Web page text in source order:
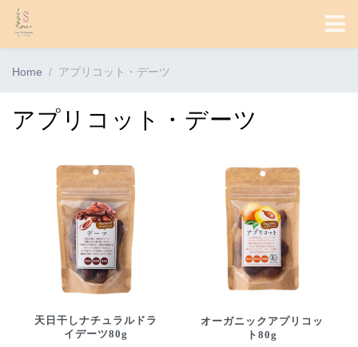
Home アプリコット・デーツ
アプリコット・デーツ
天日干しナチュラルドラ
イデーツ80g
オーガニックアプリコッ
ト80g